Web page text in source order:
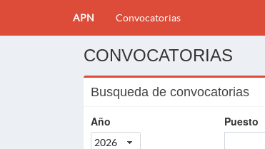
APN Convocatorias
CONVOCATORIAS
Busqueda de convocatorias
Año
2026
Puesto